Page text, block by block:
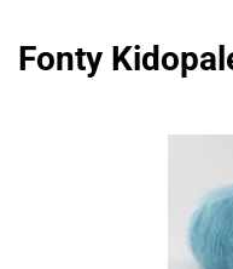
Fonty